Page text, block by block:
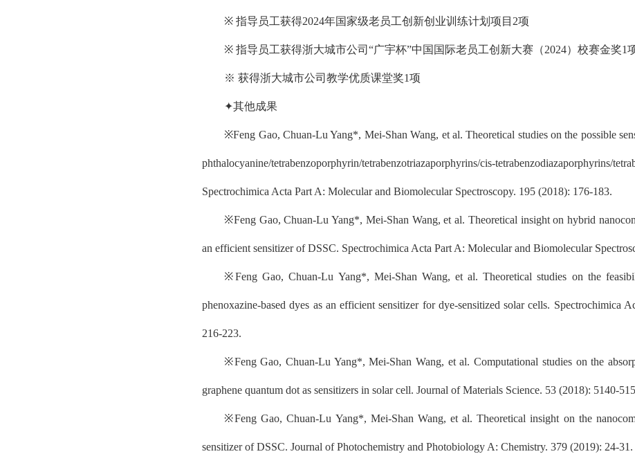
※ 指导员工获得2024年国家级老员工创新创业训练计划项目2项
※ 指导员工获得浙大城市公司“广宇杯”中国国际老员工创新大赛（2024）校赛金奖1
※ 获得浙大城市公司教学优质课堂奖1项
✦其他成果
※Feng Gao, Chuan-Lu Yang*, Mei-Shan Wang, et al. Theoretical studies on the possible
phthalocyanine/tetrabenzoporphyrin/tetrabenzotriazaporphyrins/cis-tetrabenzodiazaporphyrins/
Spectrochimica Acta Part A: Molecular and Biomolecular Spectroscopy. 195 (2018): 176-183.
※Feng Gao, Chuan-Lu Yang*, Mei-Shan Wang, et al. Theoretical insight on hybrid
an efficient sensitizer of DSSC. Spectrochimica Acta Part A: Molecular and Biomolecular
※Feng Gao, Chuan-Lu Yang*, Mei-Shan Wang, et al. Theoretical studies on the
phenoxazine-based dyes as an efficient sensitizer for dye-sensitized solar cells.
216-223.
※Feng Gao, Chuan-Lu Yang*, Mei-Shan Wang, et al. Computational studies on the
graphene quantum dot as sensitizers in solar cell. Journal of Materials Science. 53 (2018): 5140-
※Feng Gao, Chuan-Lu Yang*, Mei-Shan Wang, et al. Theoretical insight on the
sensitizer of DSSC. Journal of Photochemistry and Photobiology A: Chemistry. 379 (2019): 24-31.